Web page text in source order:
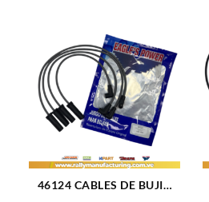
46124 CABLES DE BUJIA